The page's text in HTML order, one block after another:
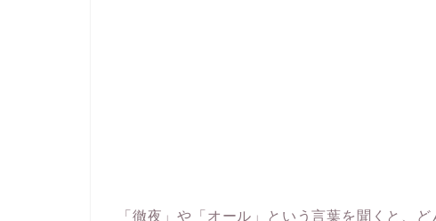
「徹夜」や「オール」という言葉を聞くと、